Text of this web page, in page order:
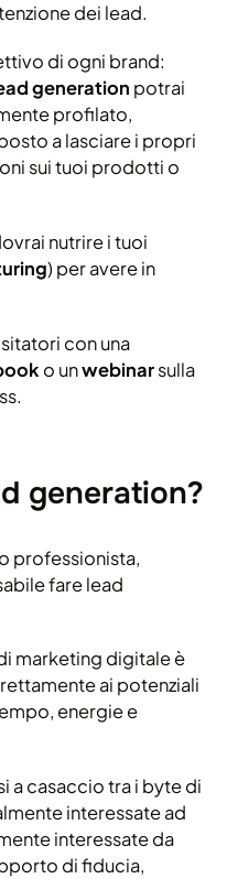
dei lead.
di ogni brand:
generation potrai
profilato,
a lasciare i propri
sui tuoi prodotti o
nutrire i tuoi
) per avere in
con una
o unwebinarsulla
generation?
professionista,
fare lead
marketing digitale è
ai potenziali
energie e
a casaccio tra i byte di
interessate ad
interessate da
di fiducia,